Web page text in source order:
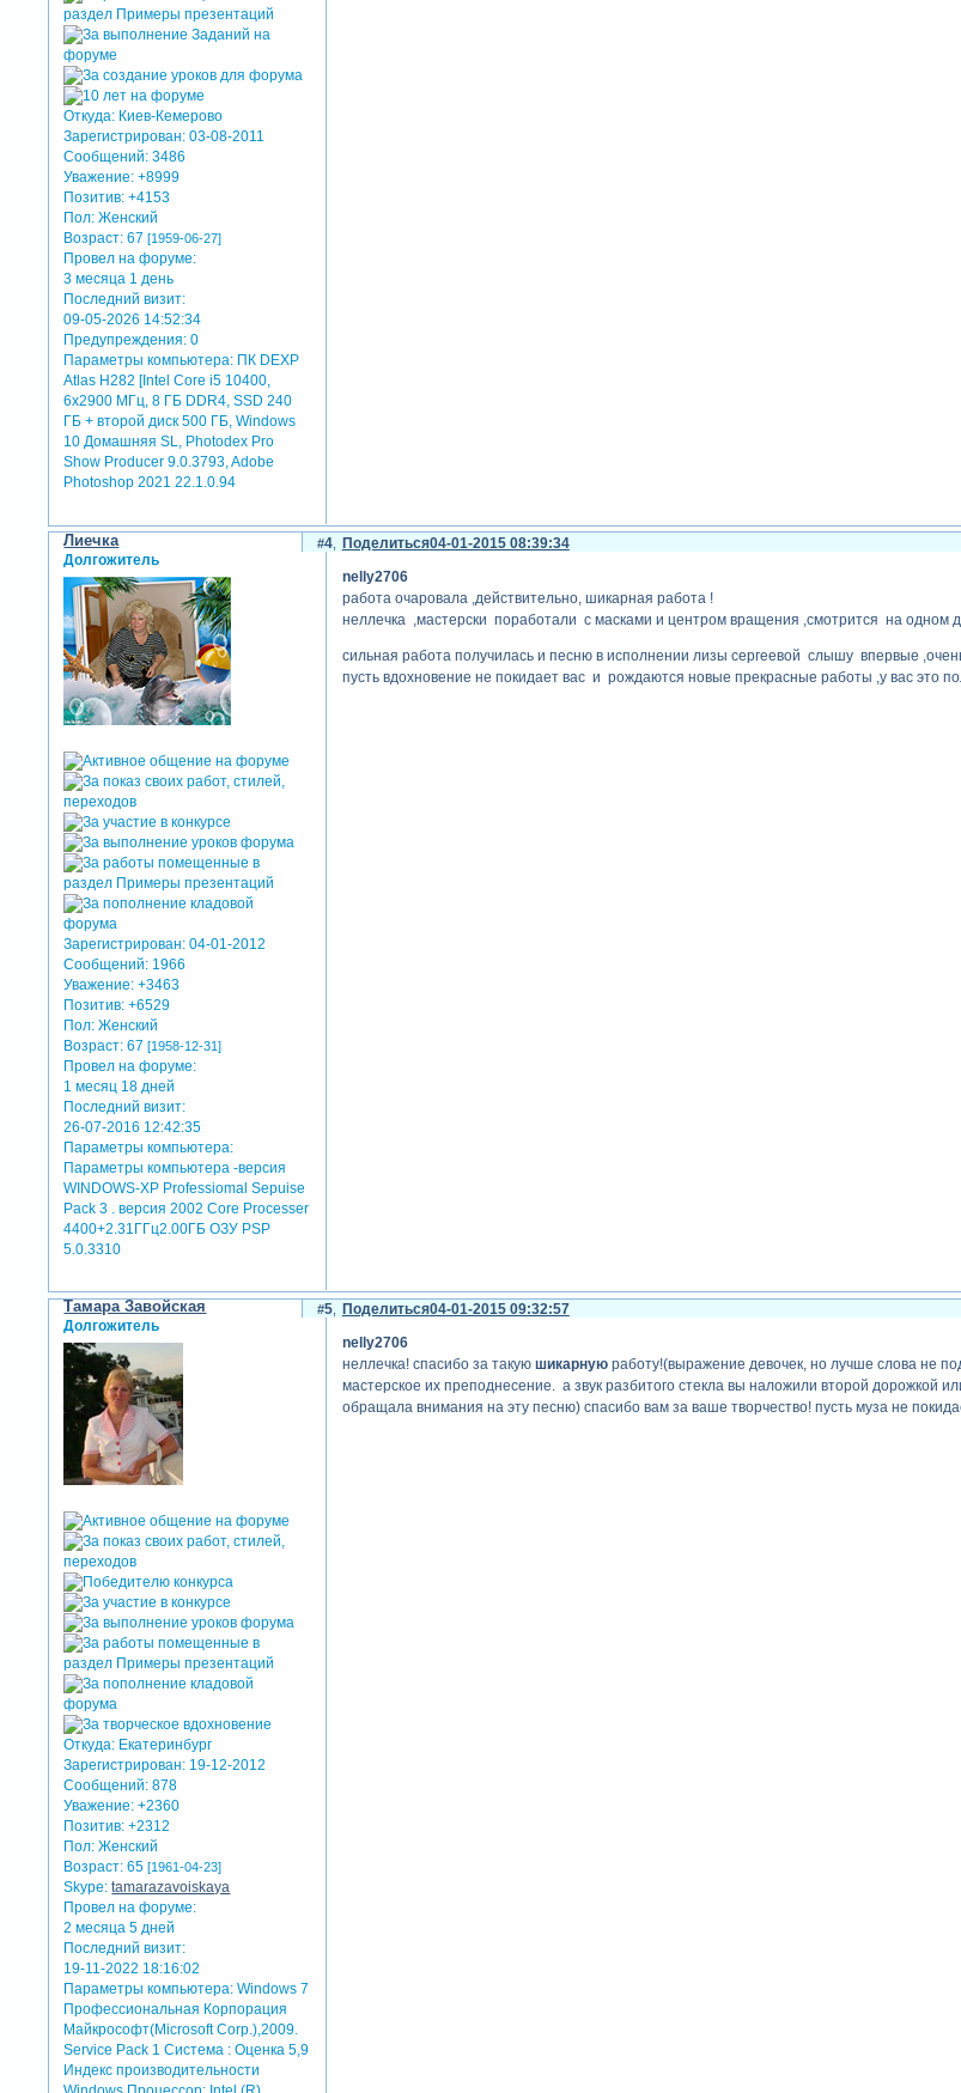
Откуда: Киев-Кемерово
Зарегистрирован: 03-08-2011
Сообщений: 3486
Уважение: +8999
Позитив: +4153
Пол: Женский
Возраст: 67[1959-06-27]
Провел на форуме:
3 месяца 1 день
Последний визит:
09-05-2026 14:52:34
Предупреждения: 0
Параметры компьютера: ПК DEXP
Atlas H282 [Intel Core i5 10400,
6x2900 МГц, 8 ГБ DDR4, SSD 240
ГБ + второй диск 500 ГБ, Windows
10 Домашняя SL, Photodex Pro
Show Producer 9.0.3793, Adobe
Photoshop 2021 22.1.0.94
Поделиться
4 04-01-2015 08:39:34
Лиечка
Долгожитель
Зарегистрирован: 04-01-2012
Сообщений: 1966
Уважение: +3463
Позитив: +6529
Пол: Женский
Возраст: 67[1958-12-31]
Провел на форуме:
1 месяц 18 дней
Последний визит:
26-07-2016 12:42:35
Параметры компьютера:
Параметры компьютера -версия
WINDOWS-XP Professiomal Sepuise
Pack 3 . версия 2002 Core Processer
4400+2.31ГГц2.00ГБ ОЗУ PSP
5.0.3310
nelly2706
работа очаровала ,действительно, шикарная работа !
неллечка ,мастерски поработали с масками и центром вращения ,смотрится на одном
сильная работа получилась и песню в исполнении лизы сергеевой слышу впервые
пусть вдохновение не покидает вас и рождаются новые прекрасные работы ,у вас это
Поделиться
5 04-01-2015 09:32:57
Тамара Завойская
Долгожитель
Откуда: Екатеринбург
Зарегистрирован: 19-12-2012
Сообщений: 878
Уважение: +2360
Позитив: +2312
Пол: Женский
Возраст: 65[1961-04-23]
Skype: tamarazavoiskaya
Провел на форуме:
2 месяца 5 дней
Последний визит:
19-11-2022 18:16:02
Параметры компьютера: Windows 7
Профессиональная Корпорация
Майкрософт(Microsoft Corp.),2009.
Service Pack 1 Система : Оценка 5,9
Индекс производительности
nelly2706
неллечка! спасибо за такую шикарнуюработу!(выражение девочек, но лучше слова не
мастерское их преподнесение. а звук разбитого стекла вы наложили второй дорожкой
обращала внимания на эту песню) спасибо вам за ваше творчество! пусть муза не